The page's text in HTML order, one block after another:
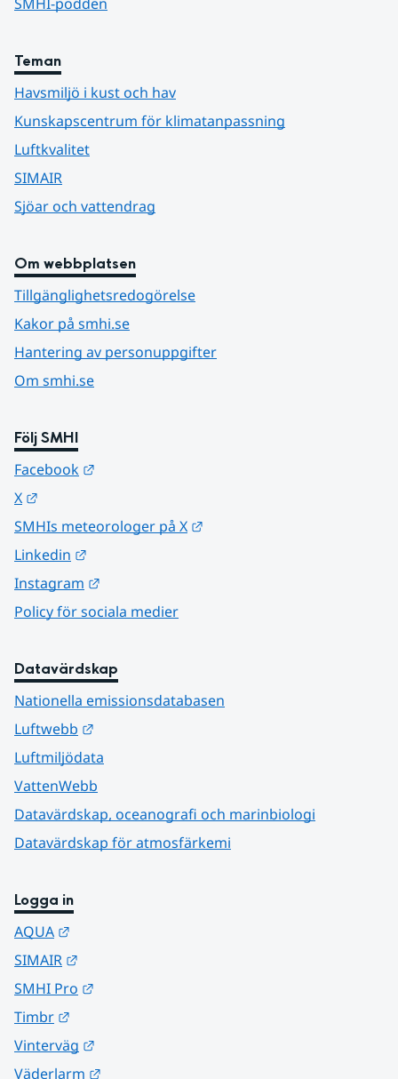
Teman
Havsmiljö i kust och hav
Kunskapscentrum för klimatanpassning
Luftkvalitet
SIMAIR
Sjöar och vattendrag
Om webbplatsen
Tillgänglighetsredogörelse
Kakor på smhi.se
Hantering av personuppgifter
Om smhi.se
Följ SMHI
Facebook
X
SMHIs meteorologer på X
Linkedin
Instagram
Policy för sociala medier
Datavärdskap
Nationella emissionsdatabasen
Luftwebb
Luftmiljödata
VattenWebb
Datavärdskap, oceanografi och marinbiologi
Datavärdskap för atmosfärkemi
Logga in
AQUA
SIMAIR
SMHI Pro
Timbr
Vinterväg
Väderlarm